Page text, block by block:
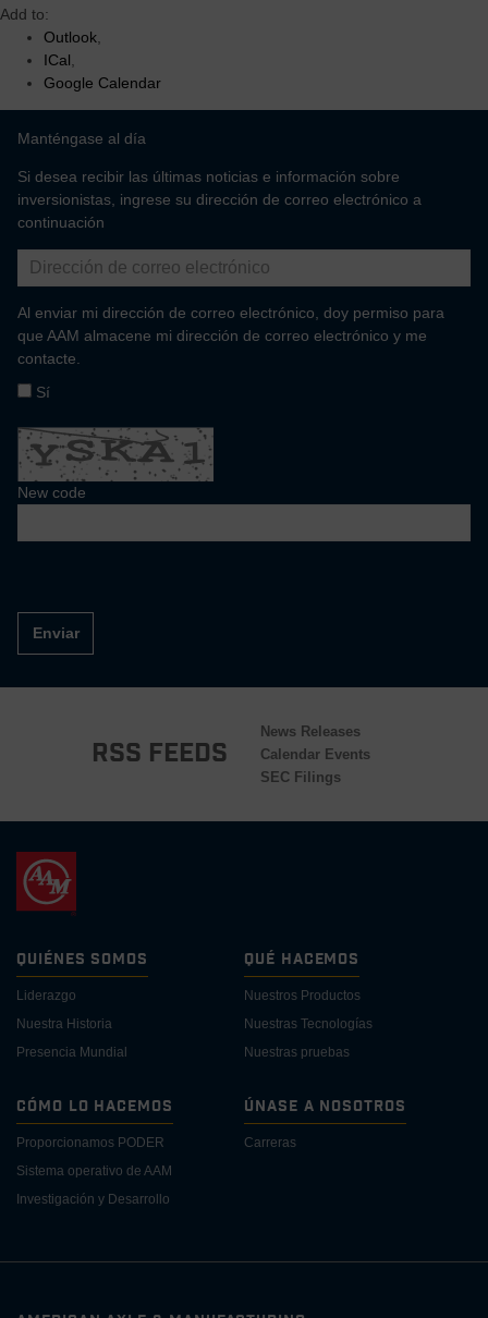
Margen de beneficio superior y fuerte rendimiento del flujo de
caja libre impulsado por el sistema operativo de AAM y el
beneficio de la integración vertical.
Tecnologías de propulsión de electrificación altamente
innovadoras y escalables diseñadas para acelerar el
crecimiento y servir a múltiples regiones, clientes y segmentos
Add to:
Outlook
ICal
Google Calendar
Manténgase al día
Si desea recibir las últimas noticias e información sobre
inversionistas, ingrese su dirección de correo electrónico a
continuación
Al enviar mi dirección de correo electrónico, doy permiso para
que AAM almacene mi dirección de correo electrónico y me
contacte.
Sí
New code
Enviar
RSS Feeds
News Releases
Calendar Events
SEC Filings
Quiénes Somos
Liderazgo
Nuestra Historia
Presencia Mundial
Qué Hacemos
Nuestros Productos
Nuestras Tecnologías
Nuestras pruebas
Cómo lo Hacemos
Proporcionamos PODER
Sistema operativo de AAM
Investigación y Desarrollo
Únase a Nosotros
Carreras